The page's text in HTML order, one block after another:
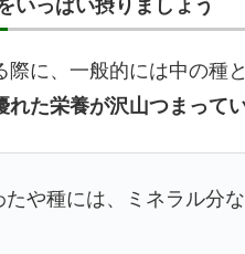
いっぱい摂りましょう
際に、一般的には中の種
れた栄養が沢山つまって
たや種には、ミネラル分